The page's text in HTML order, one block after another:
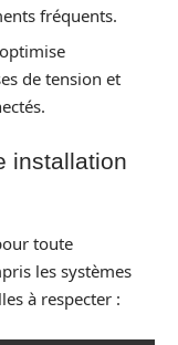
fréquents.
de tension et
installation
toute
les systèmes
à respecter :